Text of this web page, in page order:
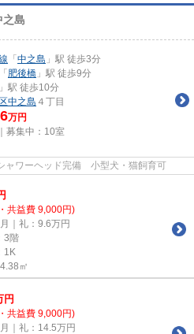
之島
「 中之島 」駅 徒歩3分
「 肥後橋 」駅 徒歩9分
」駅 徒歩10分
中之島 ４丁目
万円
募集中： 10室
ャワーヘッド完備 小型犬・猫飼育可
共益費 9,000円)
｜礼：9.6万円
3階
1K
㎡
円
共益費 9,000円)
｜礼：14.5万円